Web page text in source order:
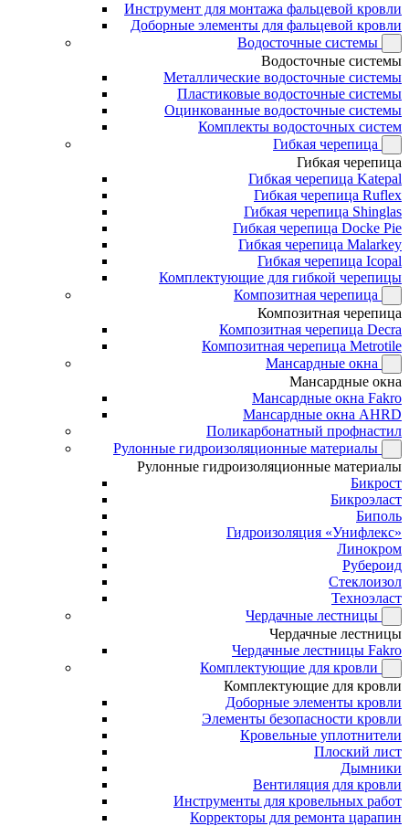
Инструмент для монтажа фальцевой кровли
Доборные элементы для фальцевой кровли
Водосточные системы
Водосточные системы
Металлические водосточные системы
Пластиковые водосточные системы
Оцинкованные водосточные системы
Комплекты водосточных систем
Гибкая черепица
Гибкая черепица
Гибкая черепица Katepal
Гибкая черепица Ruflex
Гибкая черепица Shinglas
Гибкая черепица Docke Pie
Гибкая черепица Malarkey
Гибкая черепица Icopal
Комплектующие для гибкой черепицы
Композитная черепица
Композитная черепица
Композитная черепица Decra
Композитная черепица Metrotile
Мансардные окна
Мансардные окна
Мансардные окна Fakro
Мансардные окна AHRD
Поликарбонатный профнастил
Рулонные гидроизоляционные материалы
Рулонные гидроизоляционные материалы
Бикрост
Бикроэласт
Биполь
Гидроизоляция «Унифлекс»
Линокром
Рубероид
Стеклоизол
Техноэласт
Чердачные лестницы
Чердачные лестницы
Чердачные лестницы Fakro
Комплектующие для кровли
Комплектующие для кровли
Доборные элементы кровли
Элементы безопасности кровли
Кровельные уплотнители
Плоский лист
Дымники
Вентиляция для кровли
Инструменты для кровельных работ
Корректоры для ремонта царапин